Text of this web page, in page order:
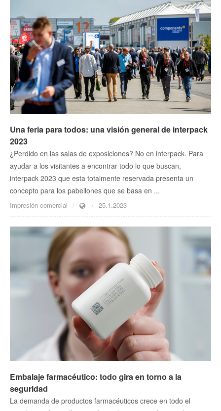
Una feria para todos: una visión general de interpack
2023
¿Perdido en las salas de exposiciones? No en interpack. Para
ayudar a los visitantes a encontrar todo lo que buscan,
interpack 2023 que esta totalmente reservada presenta un
concepto para los pabellones que se basa en ...
Impresión comercial 25.1.2023
Embalaje farmacéutico: todo gira en torno a la
seguridad
La demanda de productos farmacéuticos crece en todo el